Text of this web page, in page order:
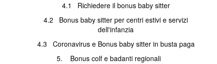
4.1 Richiedere il bonus baby sitter
4.2 Bonus baby sitter per centri estivi e servizi
dell'infanzia
4.3 Coronavirus e Bonus baby sitter in busta paga
5. Bonus colf e badanti regionali